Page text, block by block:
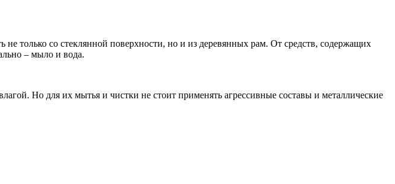
только со стеклянной поверхности, но и из деревянных рам. От средств, содержащих
– мыло и вода.
Но для их мытья и чистки не стоит применять агрессивные составы и металлические